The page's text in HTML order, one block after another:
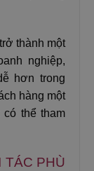
thành một
nghiệp,
hơn trong
hàng một
thể tham
TÁC PHÙ